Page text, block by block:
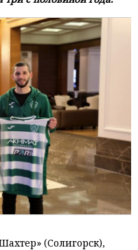
(Солигорск),